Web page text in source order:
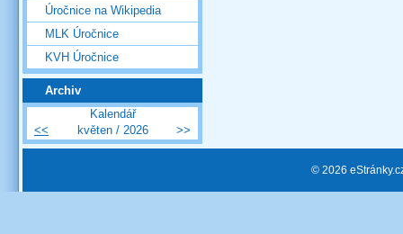
Úročnice na Wikipedia
MLK Úročnice
KVH Úročnice
Archiv
Kalendář
<<
květen / 2026 >>
© 2026